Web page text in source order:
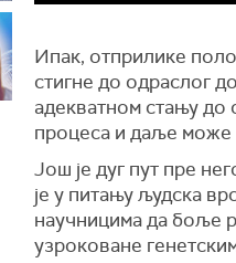
Ипак, отприлике
стигне до одраслог
адекватном стању до
процеса и даље
Још је дуг пут пре
је у питању људска
научницима да боље
узроковане